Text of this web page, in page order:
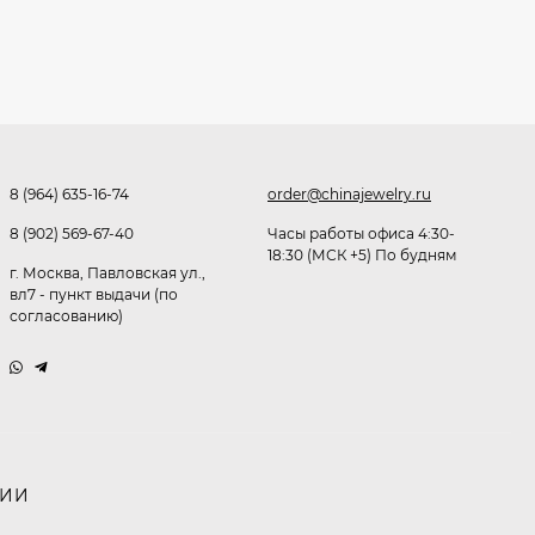
471,40₽
8 (964) 635-16-74
8 (902) 569-67-40
г. Москва, Павловская ул.,
вл7 - пункт выдачи (по
согласованию)
order@chinajewelry.ru
Часы работы офиса 4:30-
18:30 (МСК +5) По будням